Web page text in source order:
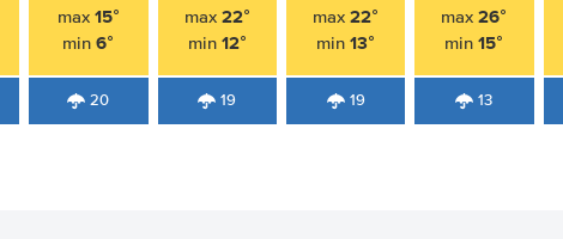
max 15°
min6°
20
max 22°
min 12°
19
max22°
min13°
19
max26°
min15°
13